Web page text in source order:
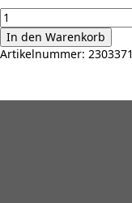
LIGHT
ACOUSTIC
Musterbox
Menge
In den Warenkorb
Artikelnummer: 2303371